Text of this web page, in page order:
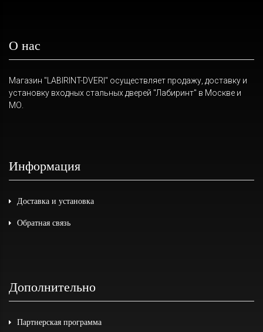
О нас
Магазин "LABIRINT-DVERI" осуществляет продажу, доставку и
установку входных стальных дверей "Лабиринт" в Москве и
МО.
Информация
Доставка и установка
Обратная связь
Дополнительно
Партнерская программа